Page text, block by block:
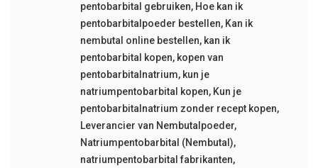
pentobarbital gebruiken, Hoe kan ik
pentobarbitalpoeder bestellen, Kan ik
nembutal online bestellen, kan ik
pentobarbital kopen, kopen van
pentobarbitalnatrium, kun je
natriumpentobarbital kopen, Kun je
pentobarbitalnatrium zonder recept kopen,
Leverancier van Nembutalpoeder,
Natriumpentobarbital (Nembutal),
natriumpentobarbital fabrikanten,